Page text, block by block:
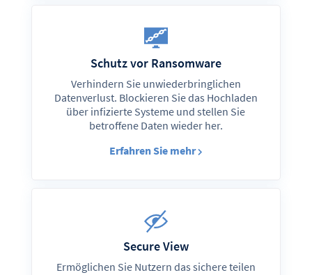
Schutz vor Ransomware
Verhindern Sie unwiederbringlichen
Datenverlust. Blockieren Sie das Hochladen
über infizierte Systeme und stellen Sie
betroffene Daten wieder her.
Erfahren Sie mehr
Secure View
Ermöglichen Sie Nutzern das sichere teilen